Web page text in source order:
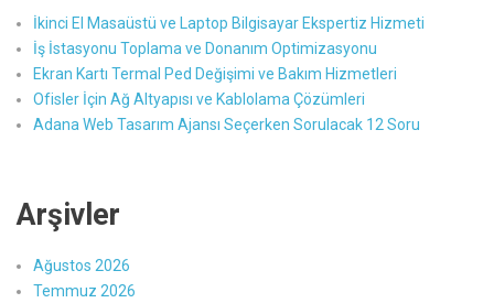
İkinci El Masaüstü ve Laptop Bilgisayar Ekspertiz Hizmeti
İş İstasyonu Toplama ve Donanım Optimizasyonu
Ekran Kartı Termal Ped Değişimi ve Bakım Hizmetleri
Ofisler İçin Ağ Altyapısı ve Kablolama Çözümleri
Adana Web Tasarım Ajansı Seçerken Sorulacak 12 Soru
Arşivler
Ağustos 2026
Temmuz 2026